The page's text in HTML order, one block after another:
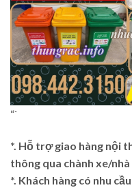
“`
*. Hỗ trợ giao hàng nội
thông qua chành xe/
*. Khách hàng có nhu